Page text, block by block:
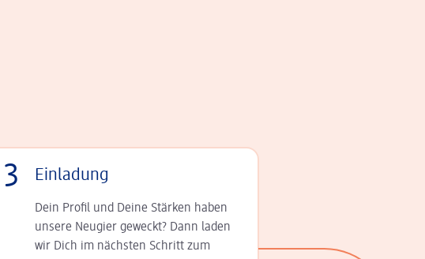
3 Einladung
Dein Profil und Deine Stär­ken haben
unsere Neugier geweckt? Dann laden
wir Dich im nächsten Schritt zum